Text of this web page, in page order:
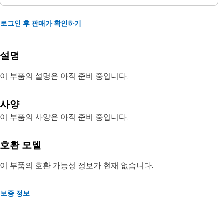
로그인 후 판매가 확인하기
설명
이 부품의 설명은 아직 준비 중입니다.
사양
이 부품의 사양은 아직 준비 중입니다.
호환 모델
이 부품의 호환 가능성 정보가 현재 없습니다.
보증 정보